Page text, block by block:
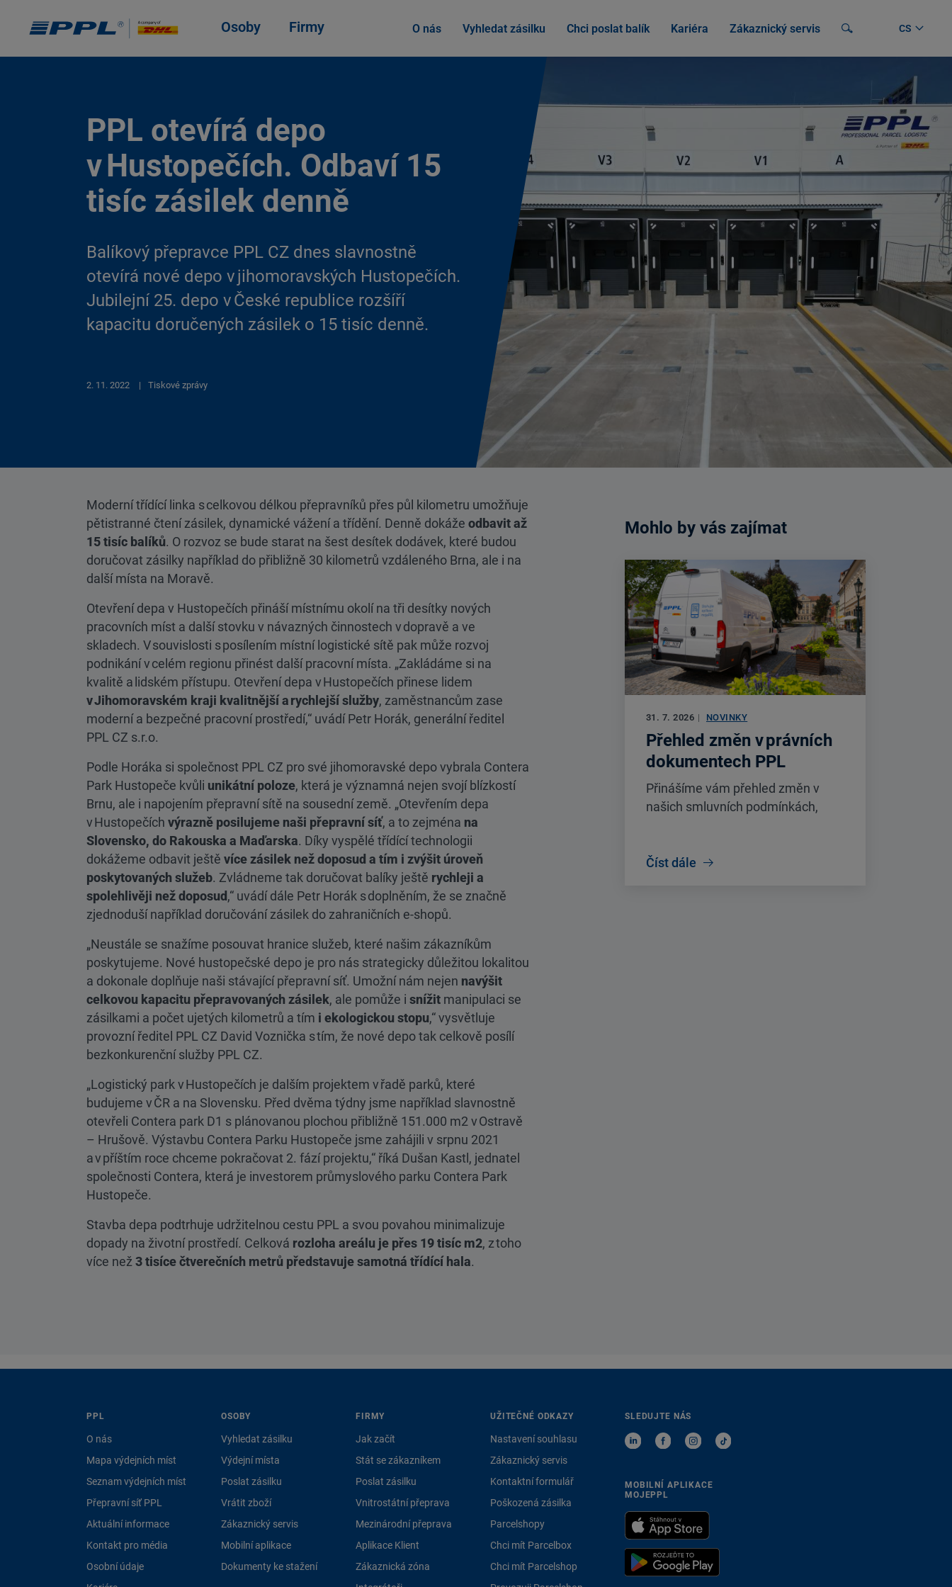
Osoby Firmy O nás Vyhledat zásilku Chci poslat balík Kariéra Zákaznický servis
Vyhledávání
PPL otevírá depo
v Hustopečích. Odbaví 15
tisíc zásilek denně
Balíkový přepravce PPL CZ dnes slavnostně
otevírá nové depo v jihomoravských Hustopečích.
Jubilejní 25. depo v České republice rozšíří
kapacitu doručených zásilek o 15 tisíc denně.
2. 11. 2022 Tiskové zprávy
Moderní třídící linka s celkovou délkou přepravníků přes půl kilometru umožňuje
pětistranné čtení zásilek, dynamické vážení a třídění. Denně dokáže odbavit až
15 tisíc balíků. O rozvoz se bude starat na šest desítek dodávek, které budou
doručovat zásilky například do přibližně 30 kilometrů vzdáleného Brna, ale i na
další místa na Moravě.
Otevření depa v Hustopečích přináší místnímu okolí na tři desítky nových
pracovních míst a další stovku v návazných činnostech v dopravě a ve
skladech. V souvislosti s posílením místní logistické sítě pak může rozvoj
podnikání v celém regionu přinést další pracovní místa. „Zakládáme si na
kvalitě a lidském přístupu. Otevření depa v Hustopečích přinese lidem
v Jihomoravském kraji kvalitnější a rychlejší služby, zaměstnancům zase
moderní a bezpečné pracovní prostředí,“ uvádí Petr Horák, generální ředitel
PPL CZ s.r.o.
Podle Horáka si společnost PPL CZ pro své jihomoravské depo vybrala Contera
Park Hustopeče kvůli unikátní poloze, která je významná nejen svojí blízkostí
Brnu, ale i napojením přepravní sítě na sousední země. „Otevřením depa
v Hustopečích výrazně posilujeme naši přepravní síť, a to zejména na
Slovensko, do Rakouska a Maďarska. Díky vyspělé třídící technologii
dokážeme odbavit ještě více zásilek než doposud a tím i zvýšit úroveň
poskytovaných služeb. Zvládneme tak doručovat balíky ještě rychleji a
spolehlivěji než doposud,“ uvádí dále Petr Horák s doplněním, že se značně
zjednoduší například doručování zásilek do zahraničních e-shopů.
„Neustále se snažíme posouvat hranice služeb, které našim zákazníkům
poskytujeme. Nové hustopečské depo je pro nás strategicky důležitou lokalitou
a dokonale doplňuje naši stávající přepravní síť. Umožní nám nejen navýšit
celkovou kapacitu přepravovaných zásilek, ale pomůže i snížit manipulaci se
zásilkami a počet ujetých kilometrů a tím i ekologickou stopu,“ vysvětluje
provozní ředitel PPL CZ David Voznička s tím, že nové depo tak celkově posílí
bezkonkurenční služby PPL CZ.
„Logistický park v Hustopečích je dalším projektem v řadě parků, které
budujeme v ČR a na Slovensku. Před dvěma týdny jsme například slavnostně
otevřeli Contera park D1 s plánovanou plochou přibližně 151.000 m2 v Ostravě
– Hrušově. Výstavbu Contera Parku Hustopeče jsme zahájili v srpnu 2021
a v příštím roce chceme pokračovat 2. fází projektu,“ říká Dušan Kastl, jednatel
společnosti Contera, která je investorem průmyslového parku Contera Park
Hustopeče.
Stavba depa podtrhuje udržitelnou cestu PPL a svou povahou minimalizuje
dopady na životní prostředí. Celková rozloha areálu je přes 19 tisíc m2, z toho
více než 3 tisíce čtverečních metrů představuje samotná třídící hala.
Mohlo by vás zajímat
31. 7. 2026 | NOVINKY
Přehled změn v právních
dokumentech PPL
Přinášíme vám přehled změn v
našich smluvních podmínkách,
podmínek, Produktových
Číst dále
PPL
O nás
Mapa výdejních míst
Seznam výdejních míst
Přepravní síť PPL
Aktuální informace
Kontakt pro média
Osobní údaje
OSOBY
Vyhledat zásilku
Výdejní místa
Poslat zásilku
Vrátit zboží
Zákaznický servis
Mobilní aplikace
Dokumenty ke stažení
FIRMY
Jak začít
Stát se zákazníkem
Poslat zásilku
Vnitrostátní přeprava
Mezinárodní přeprava
Aplikace Klient
Zákaznická zóna
UŽITEČNÉ ODKAZY
Nastavení souhlasu
Zákaznický servis
Kontaktní formulář
Poškozená zásilka
Parcelshopy
Chci mít Parcelbox
Chci mít Parcelshop
SLEDUJTE NÁS
MOBILNÍ APLIKACE
MOJEPPL